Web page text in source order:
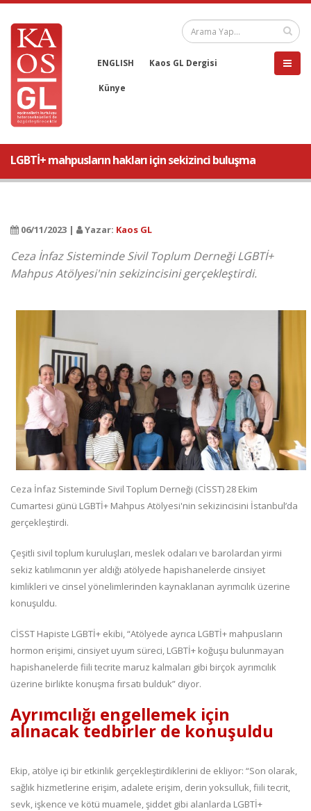
ENGLISH Kaos GL Dergisi
Künye
LGBTİ+ mahpusların hakları için sekizinci buluşma
06/11/2023 | Yazar: Kaos GL
Ceza İnfaz Sisteminde Sivil Toplum Derneği LGBTİ+
Mahpus Atölyesi'nin sekizincisini gerçekleştirdi.
Ceza İnfaz Sisteminde Sivil Toplum Derneği (CİSST) 28 Ekim
Cumartesi günü LGBTİ+ Mahpus Atölyesi'nin sekizincisini İstanbul’da
gerçekleştirdi.
Çeşitli sivil toplum kuruluşları, meslek odaları ve barolardan yirmi
sekiz katılımcının yer aldığı atölyede hapishanelerde cinsiyet
kimlikleri ve cinsel yönelimlerinden kaynaklanan ayrımcılık üzerine
konuşuldu.
CİSST Hapiste LGBTİ+ ekibi, “Atölyede ayrıca LGBTİ+ mahpusların
hormon erişimi, cinsiyet uyum süreci, LGBTİ+ koğuşu bulunmayan
hapishanelerde fiili tecrite maruz kalmaları gibi birçok ayrımcılık
üzerine birlikte konuşma fırsatı bulduk” diyor.
Ayrımcılığı engellemek için
alınacak tedbirler de konuşuldu
Ekip, atölye içi bir etkinlik gerçekleştirdiklerini de ekliyor: “Son olarak,
sağlık hizmetlerine erişim, adalete erişim, derin yoksulluk, fiili tecrit,
sevk, işkence ve kötü muamele, şiddet gibi alanlarda LGBTİ+